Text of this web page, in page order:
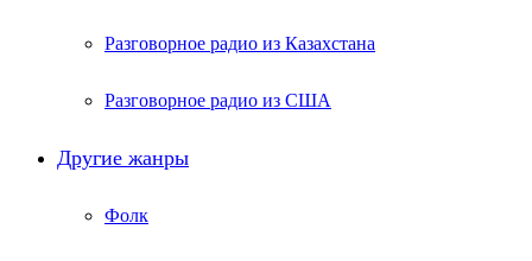
Разговорное радио из Казахстана
Разговорное радио из США
Другие жанры
Фолк